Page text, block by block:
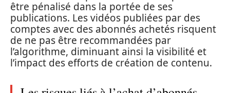
être pénalisé dans la portée de ses
publications. Les vidéos publiées par des
comptes avec des abonnés achetés risquent
de ne pas être recommandées par
l’algorithme, diminuant ainsi la visibilité et
l’impact des efforts de création de contenu.